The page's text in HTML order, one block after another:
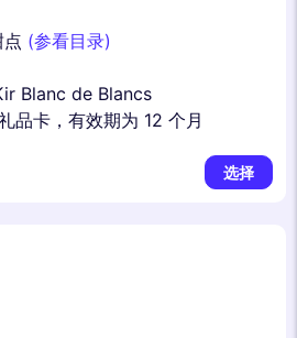
(参看目录)
Blanc de Blancs
品卡，有效期为 12 个月
选择